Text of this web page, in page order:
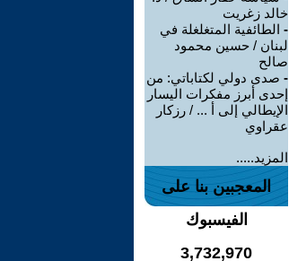
خالد زغريت
- الطائفية المتغلغلة في
لبنان / حسين محمود
صالح
- صدى دولي لكتاباتي: من
إحدى أبرز مفكرات اليسار
الإيطالي إلى أ ... / رزكار
عقراوي
المزيد.....
المعجبين بنا على
الفيسبوك
3,732,970